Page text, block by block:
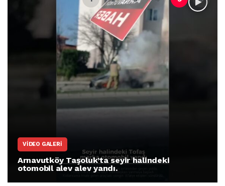
VIDEO GALERI
Arnavutköy Taşoluk’ta seyir halindeki
otomobil alev alev yandı.